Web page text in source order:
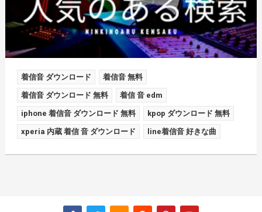
着信音 ダウンロード 着信音 無料
着信音 ダウンロード 無料 着信 音 edm
iphone 着信音 ダウンロード 無料 kpop ダウンロード 無料
xperia 内蔵 着信 音 ダウンロード line着信音 好きな曲